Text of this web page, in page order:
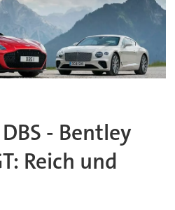
- Bentley
Reich und